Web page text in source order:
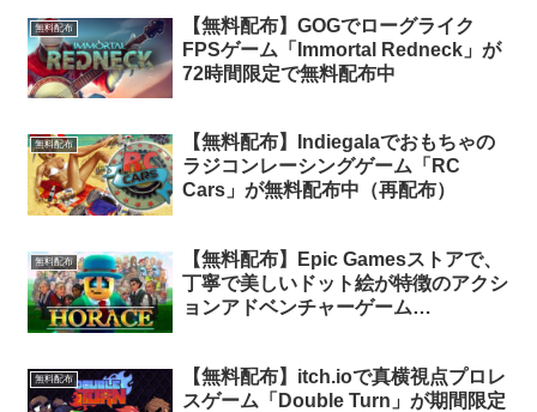
無料配布
【無料配布】GOGでローグライク
FPSゲーム「Immortal Redneck」が
72時間限定で無料配布中
無料配布
【無料配布】Indiegalaでおもちゃの
ラジコンレーシングゲーム「RC
Cars」が無料配布中（再配布）
無料配布
【無料配布】Epic Gamesストアで、
丁寧で美しいドット絵が特徴のアクシ
ョンアドベンチャーゲーム
無料配布
【無料配布】itch.ioで真横視点プロレ
スゲーム「Double Turn」が期間限定